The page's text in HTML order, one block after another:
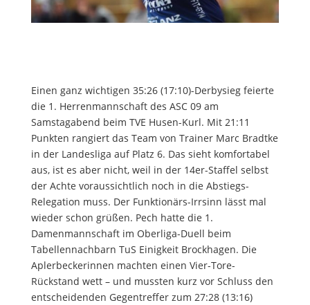
Einen ganz wichtigen 35:26 (17:10)-Derbysieg feierte
die 1. Herrenmannschaft des ASC 09 am
Samstagabend beim TVE Husen-Kurl. Mit 21:11
Punkten rangiert das Team von Trainer Marc Bradtke
in der Landesliga auf Platz 6. Das sieht komfortabel
aus, ist es aber nicht, weil in der 14er-Staffel selbst
der Achte voraussichtlich noch in die Abstiegs-
Relegation muss. Der Funktionärs-Irrsinn lässt mal
wieder schon grüßen. Pech hatte die 1.
Damenmannschaft im Oberliga-Duell beim
Tabellennachbarn TuS Einigkeit Brockhagen. Die
Aplerbeckerinnen machten einen Vier-Tore-
Rückstand wett – und mussten kurz vor Schluss den
entscheidenden Gegentreffer zum 27:28 (13:16)